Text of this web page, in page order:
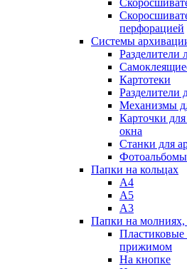
перфорацией
Системы
Разделители
Картотеки
Разделители
Механизмы
Карточки
окна
Станки для
Папки на кольцах
А4
А5
А3
Папки на молниях,
Пластиковые
прижимом
На кнопке